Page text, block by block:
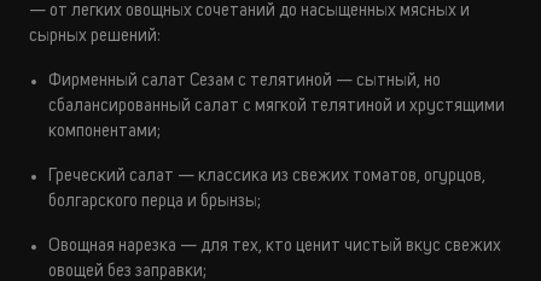
— от легких овощных сочетаний до насыщенных мясных и
сырных решений:
Фирменный салат Сезам с телятиной — сытный, но
сбалансированный салат с мягкой телятиной и хрустящими
компонентами;
Греческий салат — классика из свежих томатов, огурцов,
болгарского перца и брынзы;
Овощная нарезка — для тех, кто ценит чистый вкус свежих
овощей без заправки;